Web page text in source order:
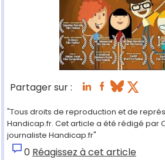
Partager sur :
"Tous droits de reproduction et de
Handicap.fr. Cet article a été rédigé par
journaliste Handicap.fr"
0 Réagissez à cet article